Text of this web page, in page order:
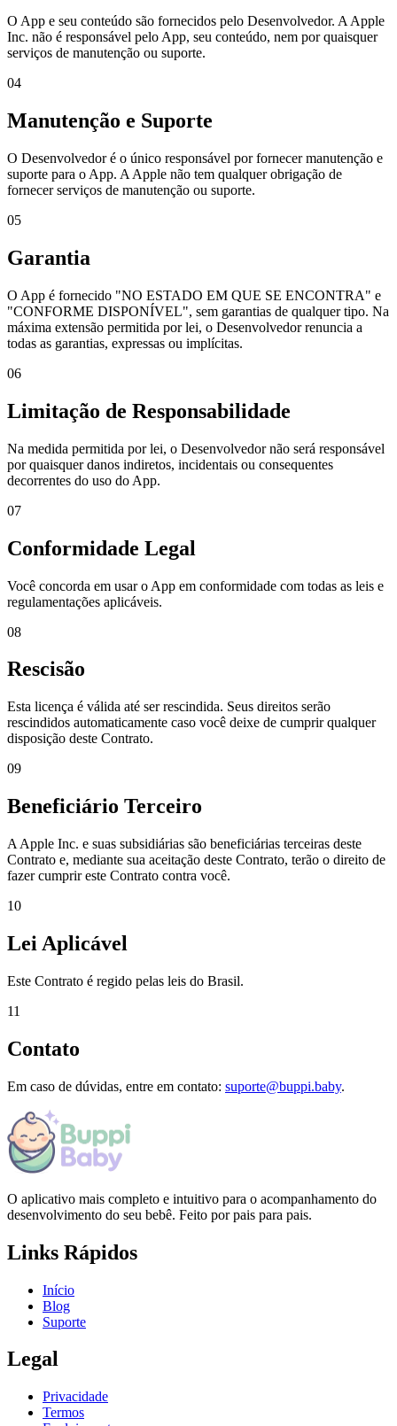
O App e seu conteúdo são fornecidos pelo Desenvolvedor. A Apple
Inc. não é responsável pelo App, seu conteúdo, nem por quaisquer
serviços de manutenção ou suporte.
04
Manutenção e Suporte
O Desenvolvedor é o único responsável por fornecer manutenção e
suporte para o App. A Apple não tem qualquer obrigação de
fornecer serviços de manutenção ou suporte.
05
Garantia
O App é fornecido "NO ESTADO EM QUE SE ENCONTRA" e
"CONFORME DISPONÍVEL", sem garantias de qualquer tipo. Na
máxima extensão permitida por lei, o Desenvolvedor renuncia a
todas as garantias, expressas ou implícitas.
06
Limitação de Responsabilidade
Na medida permitida por lei, o Desenvolvedor não será responsável
por quaisquer danos indiretos, incidentais ou consequentes
decorrentes do uso do App.
07
Conformidade Legal
Você concorda em usar o App em conformidade com todas as leis e
regulamentações aplicáveis.
08
Rescisão
Esta licença é válida até ser rescindida. Seus direitos serão
rescindidos automaticamente caso você deixe de cumprir qualquer
disposição deste Contrato.
09
Beneficiário Terceiro
A Apple Inc. e suas subsidiárias são beneficiárias terceiras deste
Contrato e, mediante sua aceitação deste Contrato, terão o direito de
fazer cumprir este Contrato contra você.
10
Lei Aplicável
Este Contrato é regido pelas leis do Brasil.
11
Contato
Em caso de dúvidas, entre em contato: suporte@buppi.baby.
O aplicativo mais completo e intuitivo para o acompanhamento do
desenvolvimento do seu bebê. Feito por pais para pais.
Links Rápidos
Início
Blog
Suporte
Legal
Privacidade
Termos